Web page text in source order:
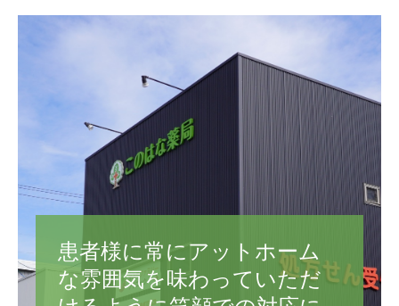
患者様に常にアットホーム
な雰囲気を味わっていただ